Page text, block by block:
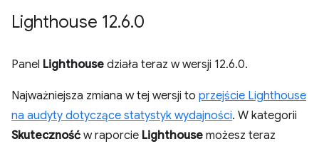
Lighthouse 12.6.0
Panel Lighthouse działa teraz w wersji 12.6.0.
Najważniejsza zmiana w tej wersji to przejście Lighthouse
na audyty dotyczące statystyk wydajności. W kategorii
Skuteczność w raporcie Lighthouse możesz teraz